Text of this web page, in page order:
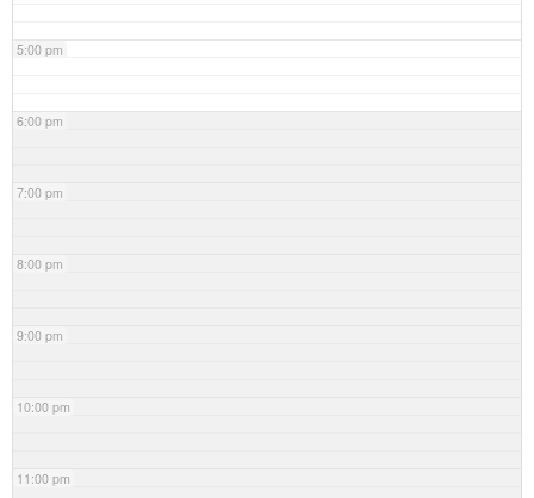
5:00 pm
6:00 pm
7:00 pm
8:00 pm
9:00 pm
10:00 pm
11:00 pm